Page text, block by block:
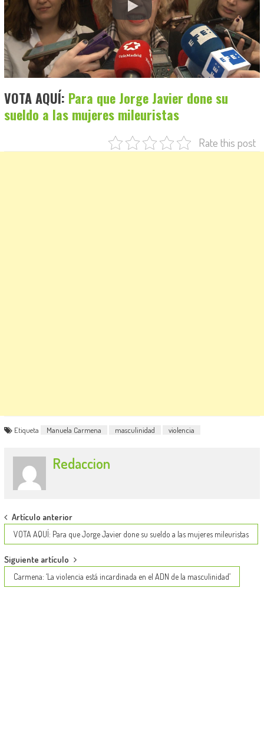
VOTA AQUÍ: Para que Jorge Javier done su
sueldo a las mujeres mileuristas
Rate this post
Etiqueta Manuela Carmena masculinidad violencia
Redaccion
Post
navigation
Artículo anterior
VOTA AQUÍ: Para que Jorge Javier done su sueldo a las mujeres mileuristas
Siguiente artículo
Carmena: ‘La violencia está incardinada en el ADN de la masculinidad’